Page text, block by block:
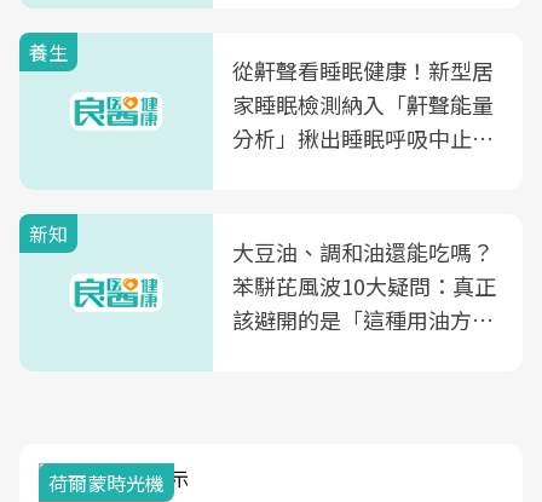
養生
從鼾聲看睡眠健康！新型居
家睡眠檢測納入「鼾聲能量
分析」揪出睡眠呼吸中止症
新知
大豆油、調和油還能吃嗎？
苯駢芘風波10大疑問：真正
該避開的是「這種用油方
荷爾蒙時光機